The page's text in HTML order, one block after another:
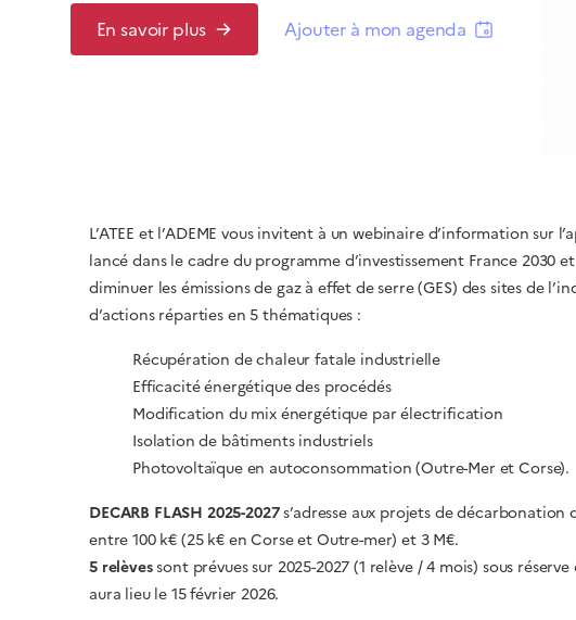
En savoir plus Ajouter à mon agenda
L’ATEE et l’ADEME vous invitent à un webinaire d’information sur
lancé dans le cadre du programme d’investissement France 2030
diminuer les émissions de gaz à effet de serre (GES) des sites de
d’actions réparties en 5 thématiques :
Récupération de chaleur fatale industrielle
Efficacité énergétique des procédés
Modification du mix énergétique par électrification
Isolation de bâtiments industriels
Photovoltaïque en autoconsommation (Outre-Mer et Corse).
DECARB FLASH 2025-2027s’adresse aux projets de
entre 100 k€ (25 k€ en Corse et Outre-mer) et 3 M€.
5 relèvessont prévuessur 2025-2027 (1 relève / 4 mois) sous
aura lieu le 15 février 2026.